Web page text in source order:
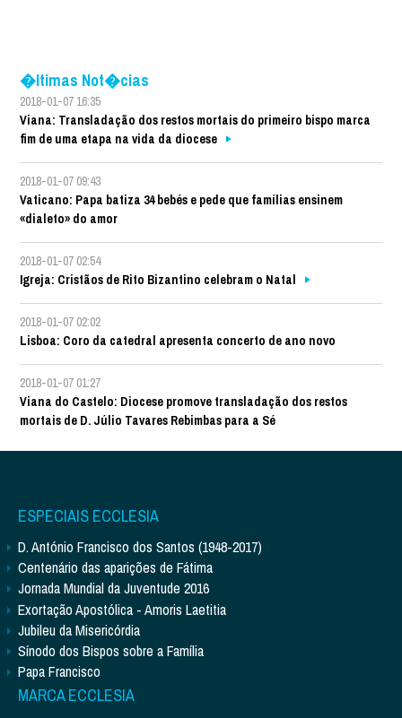
�ltimas Not�cias
2018-01-07 16:35
Viana: Transladação dos restos mortais do primeiro bispo marca
fim de uma etapa na vida da diocese
2018-01-07 09:43
Vaticano: Papa batiza 34 bebés e pede que famílias ensinem
«dialeto» do amor
2018-01-07 02:54
Igreja: Cristãos de Rito Bizantino celebram o Natal
2018-01-07 02:02
Lisboa: Coro da catedral apresenta concerto de ano novo
2018-01-07 01:27
Viana do Castelo: Diocese promove transladação dos restos
mortais de D. Júlio Tavares Rebimbas para a Sé
ESPECIAIS ECCLESIA
D. António Francisco dos Santos (1948-2017)
Centenário das aparições de Fátima
Jornada Mundial da Juventude 2016
Exortação Apostólica - Amoris Laetitia
Jubileu da Misericórdia
Sínodo dos Bispos sobre a Família
Papa Francisco
MARCA ECCLESIA